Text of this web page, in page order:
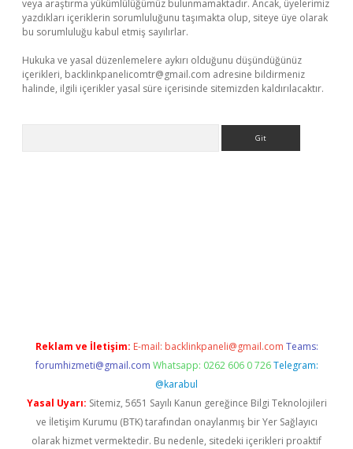
veya araştırma yükümlülüğümüz bulunmamaktadır. Ancak, üyelerimiz
yazdıkları içeriklerin sorumluluğunu taşımakta olup, siteye üye olarak
bu sorumluluğu kabul etmiş sayılırlar.
Hukuka ve yasal düzenlemelere aykırı olduğunu düşündüğünüz
içerikleri, backlinkpanelicomtr@gmail.com adresine bildirmeniz
halinde, ilgili içerikler yasal süre içerisinde sitemizden kaldırılacaktır.
Reklam ve İletişim: E-mail: backlinkpaneli@gmail.com Teams:
forumhizmeti@gmail.com Whatsapp: 0262 606 0 726 Telegram:
@karabul
Yasal Uyarı: Sitemiz, 5651 Sayılı Kanun gereğince Bilgi Teknolojileri
ve İletişim Kurumu (BTK) tarafından onaylanmış bir Yer Sağlayıcı
olarak hizmet vermektedir. Bu nedenle, sitedeki içerikleri proaktif